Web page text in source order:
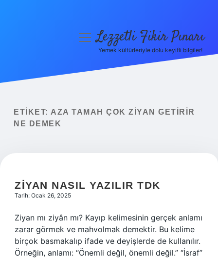
Yasal Uyarı
menüyüLezzetli Fikir Pınarı
Yemek kültürleriyle dolu keyifli bilgiler!
ETIKET: AZA TAMAH ÇOK ZIYAN GETIRIR
NE DEMEK
ZIYAN NASIL YAZILIR TDK
Tarih: Ocak 26, 2025
Ziyan mı ziyân mı? Kayıp kelimesinin gerçek anlamı
zarar görmek ve mahvolmak demektir. Bu kelime
birçok basmakalıp ifade ve deyişlerde de kullanılır.
Örneğin, anlamı: “Önemli değil, önemli değil.” “İsraf”